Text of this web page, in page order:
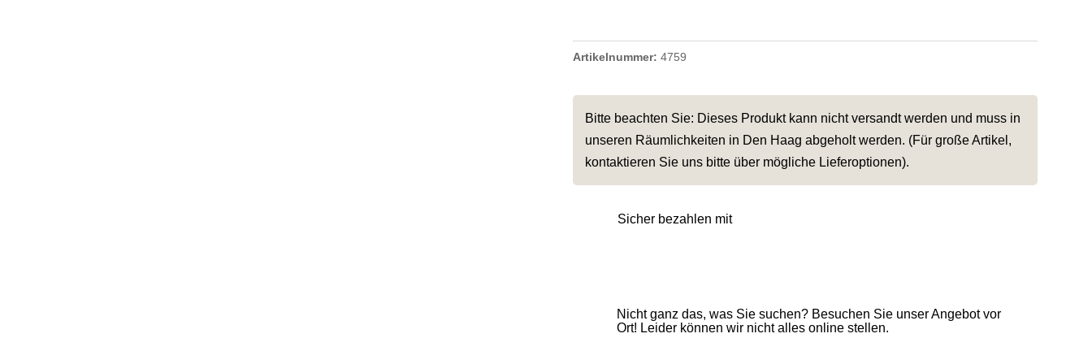
Artikelnummer: 4759
Bitte beachten Sie: Dieses Produkt kann nicht versandt werden und muss in
unseren Räumlichkeiten in Den Haag abgeholt werden. (Für große Artikel,
kontaktieren Sie uns bitte über mögliche Lieferoptionen).
Sicher bezahlen mit
Nicht ganz das, was Sie suchen? Besuchen Sie unser Angebot vor
Ort! Leider können wir nicht alles online stellen.